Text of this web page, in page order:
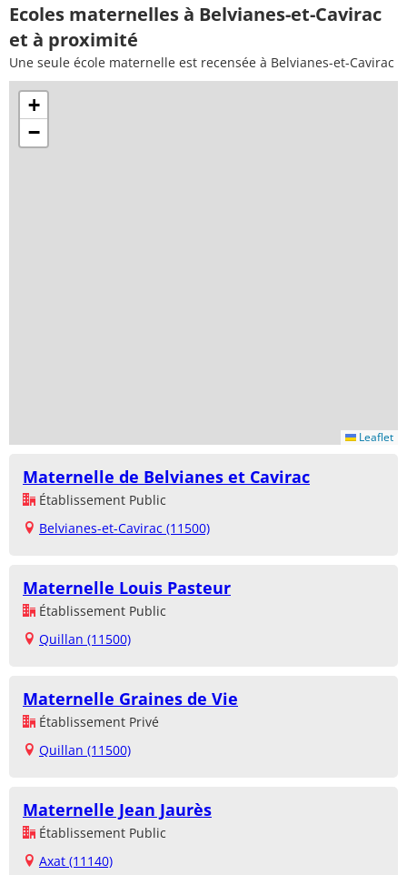
Ecoles maternelles à Belvianes-et-Cavirac
et à proximité
Une seule école maternelle est recensée à Belvianes-et-Cavirac
+
−
Leaflet
Maternelle de Belvianes et Cavirac
Établissement Public
Belvianes-et-Cavirac (11500)
Maternelle Louis Pasteur
Établissement Public
Quillan (11500)
Maternelle Graines de Vie
Établissement Privé
Quillan (11500)
Maternelle Jean Jaurès
Établissement Public
Axat (11140)